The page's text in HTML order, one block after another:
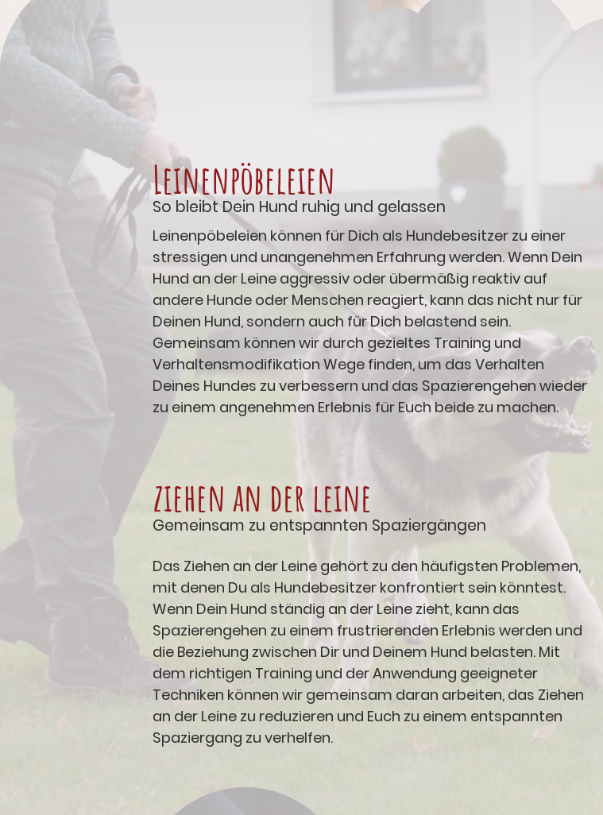
Leinenpöbeleien
So bleibt Dein Hund ruhig und gelassen
Leinenpöbeleien können für Dich als Hundebesitzer zu einer
stressigen und unangenehmen Erfahrung werden. Wenn Dein
Hund an der Leine aggressiv oder übermäßig reaktiv auf
andere Hunde oder Menschen reagiert, kann das nicht nur für
Deinen Hund, sondern auch für Dich belastend sein.
Gemeinsam können wir durch gezieltes Training und
Verhaltensmodifikation Wege finden, um das Verhalten
Deines Hundes zu verbessern und das Spazierengehen wieder
zu einem angenehmen Erlebnis für Euch beide zu machen.
ziehen an der leine
Gemeinsam zu entspannten Spaziergängen
Das Ziehen an der Leine gehört zu den häufigsten Problemen,
mit denen Du als Hundebesitzer konfrontiert sein könntest.
Wenn Dein Hund ständig an der Leine zieht, kann das
Spazierengehen zu einem frustrierenden Erlebnis werden und
die Beziehung zwischen Dir und Deinem Hund belasten. Mit
dem richtigen Training und der Anwendung geeigneter
Techniken können wir gemeinsam daran arbeiten, das Ziehen
an der Leine zu reduzieren und Euch zu einem entspannten
Spaziergang zu verhelfen.